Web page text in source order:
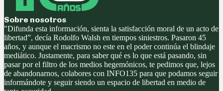
Sobre nosotros
"Difunda esta información, sienta la satisfacción moral de un acto de
libertad”, decía Rodolfo Walsh en tiempos siniestros. Pasaron 45
años, y aunque el macrismo no este en el poder continúa el blindaje
mediático. Justamente, para saber qué es lo que está pasando, sin
pasar por el filtro de los medios hegemónicos, te pedimos que, lejos
de abandonarnos, colabores con INFO135 para que podamos seguir
informándote y seguir siendo un espacio de libertad en medio de